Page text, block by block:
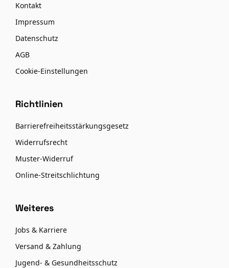
Kontakt
Impressum
Datenschutz
AGB
Cookie-Einstellungen
Richtlinien
Barrierefreiheitsstärkungsgesetz
Widerrufsrecht
Muster-Widerruf
Online-Streitschlichtung
Weiteres
Jobs & Karriere
Versand & Zahlung
Jugend- & Gesundheitsschutz